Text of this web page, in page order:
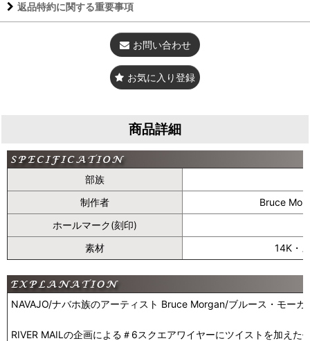
返品特約に関する重要事項
お問い合わせ
お気に入り登録
商品詳細
部族
制作者
Bruce
ホールマーク(刻印)
素材
14K・
NAVAJO/ナバホ族のアーティスト Bruce Morgan/ブルース・モー
RIVER MAILの企画による＃6スクエアワイヤーにツイストを加え